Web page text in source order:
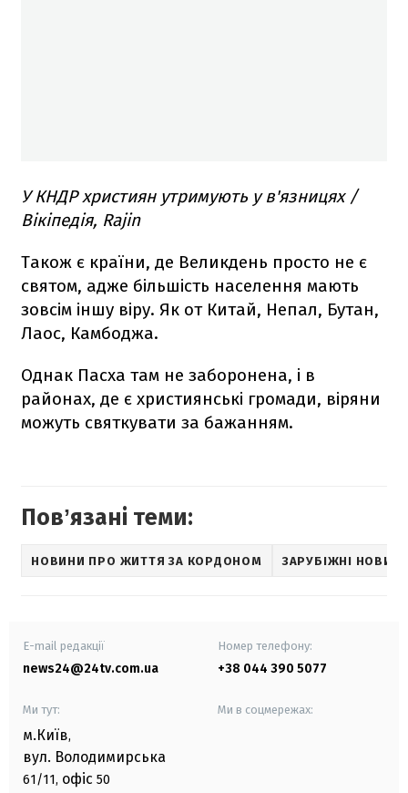
У КНДР християн утримують у в'язницях /
Вікіпедія, Rajin
Також є країни, де Великдень просто не є
святом, адже більшість населення мають
зовсім іншу віру. Як от Китай, Непал, Бутан,
Лаос, Камбоджа.
Однак Пасха там не заборонена, і в
районах, де є християнські громади, віряни
можуть святкувати за бажанням.
Повʼязані теми:
НОВИНИ ПРО ЖИТТЯ ЗА КОРДОНОМ ЗАРУБІЖНІ
E-mail редакції
news24@24tv.com.ua
Номер телефону:
+38 044 390 5077
Ми тут:
м.Київ,
вул. Володимирська
61/11, офіс 50
Ми в соцмережах: